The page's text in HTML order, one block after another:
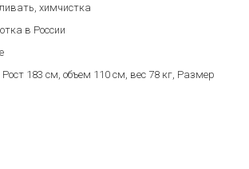
химчистка
в России
183 см, объем 110 см, вес 78 кг, Размер